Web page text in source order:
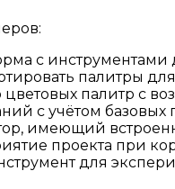
с инструментами
палитры
палитр с
с учётом
имеющий
проекта при
для